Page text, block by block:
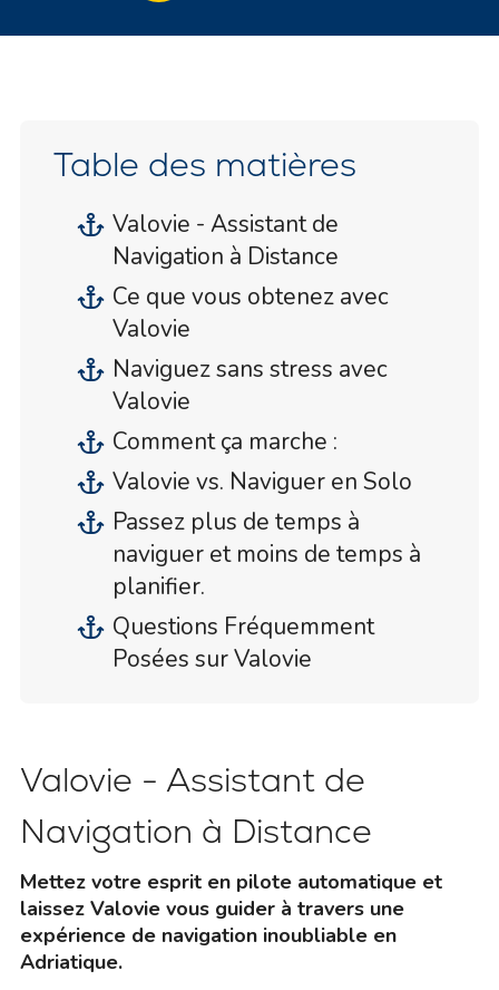
Table des matières
Valovie - Assistant de
Navigation à Distance
Ce que vous obtenez avec
Valovie
Naviguez sans stress avec
Valovie
Comment ça marche :
Valovie vs. Naviguer en Solo
Passez plus de temps à
naviguer et moins de temps à
planifier.
Questions Fréquemment
Posées sur Valovie
Valovie - Assistant de
Navigation à Distance
Mettez votre esprit en pilote automatique et
laissez Valovie vous guider à travers une
expérience de navigation inoubliable en
Adriatique.